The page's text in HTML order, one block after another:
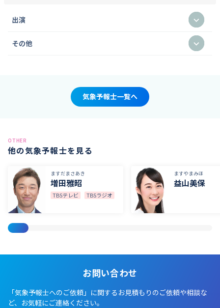
出演
その他
気象予報士一覧へ
OTHER
他の気象予報士を見る
ますだまさあき
増田雅昭
TBSテレビ TBSラジオ
ますやまみほ
益山美保
お問い合わせ
「気象予報士へのご依頼」に関するお見積もりのご依頼や相談な
ど、お気軽にご連絡ください。